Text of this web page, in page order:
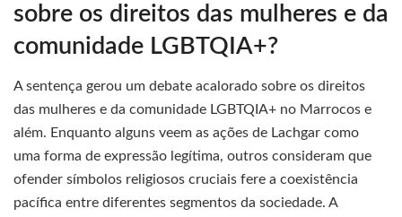
sobre os direitos das mulheres e da
comunidade LGBTQIA+?
A sentença gerou um debate acalorado sobre os direitos
das mulheres e da comunidade LGBTQIA+ no Marrocos e
além. Enquanto alguns veem as ações de Lachgar como
uma forma de expressão legítima, outros consideram que
ofender símbolos religiosos cruciais fere a coexistência
pacífica entre diferentes segmentos da sociedade. A